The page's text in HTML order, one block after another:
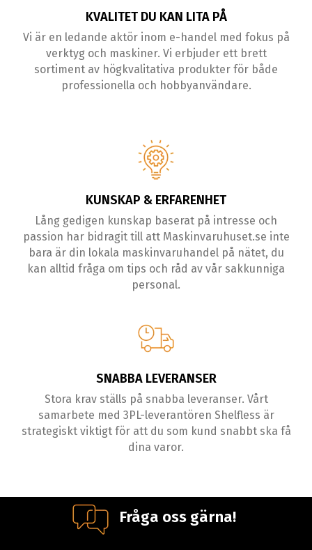
KVALITET DU KAN LITA PÅ
Vi är en ledande aktör inom e-handel med fokus på
verktyg och maskiner. Vi erbjuder ett brett
sortiment av högkvalitativa produkter för både
professionella och hobbyanvändare.
KUNSKAP & ERFARENHET
Lång gedigen kunskap baserat på intresse och
passion har bidragit till att Maskinvaruhuset.se inte
bara är din lokala maskinvaruhandel på nätet, du
kan alltid fråga om tips och råd av vår sakkunniga
personal.
SNABBA LEVERANSER
Stora krav ställs på snabba leveranser. Vårt
samarbete med 3PL-leverantören Shelfless är
strategiskt viktigt för att du som kund snabbt ska få
dina varor.
Fråga oss gärna!